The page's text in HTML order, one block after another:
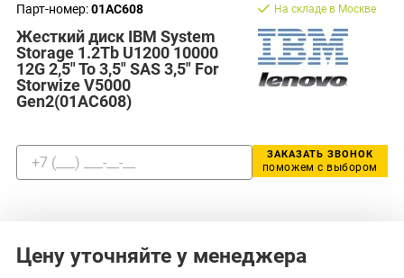
Парт-номер:01AC608
Жесткий диск IBM System
Storage 1.2Tb U1200 10000
12G 2,5" To 3,5" SAS 3,5" For
Storwize V5000
Gen2(01AC608)
На складе в Москве
ЗАКАЗАТЬ ЗВОНОК
поможем с выбором
Цену уточняйте у менеджера